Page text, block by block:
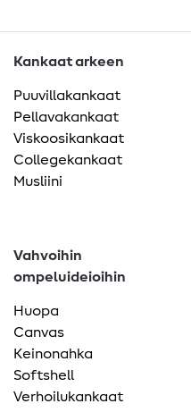
Kankaat arkeen
Puuvillakankaat
Pellavakankaat
Viskoosikankaat
Collegekankaat
Musliini
Vahvoihin
ompeluideioihin
Huopa
Canvas
Keinonahka
Softshell
Verhoilukankaat